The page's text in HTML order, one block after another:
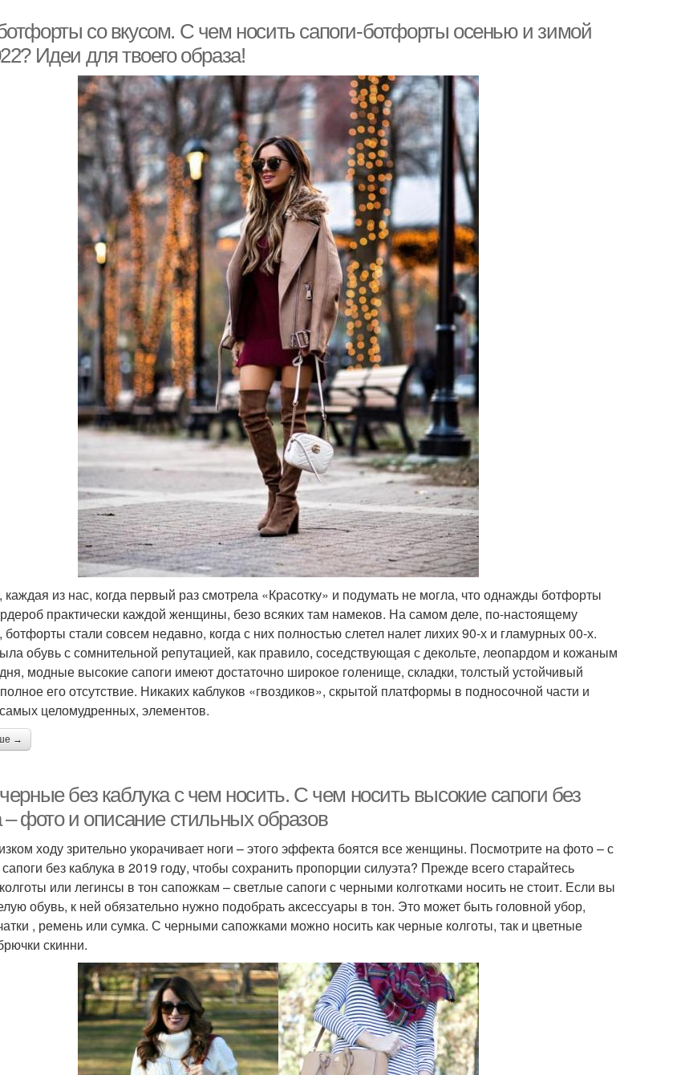
со вкусом. С чем носить сапоги-ботфорты осенью и зимой
Идеи для твоего образа!
из нас, когда первый раз смотрела «Красотку» и подумать не могла, что однажды ботфорты
практически каждой женщины, безо всяких там намеков. На самом деле, по-настоящему
стали совсем недавно, когда с них полностью слетел налет лихих 90-х и гламурных 00-х.
обувь с сомнительной репутацией, как правило, соседствующая с декольте, леопардом и кожаным
модные высокие сапоги имеют достаточно широкое голенище, складки, толстый устойчивый
его отсутствие. Никаких каблуков «гвоздиков», скрытой платформы в подносочной части и
целомудренных, элементов.
→
без каблука с чем носить. С чем носить высокие сапоги без
– фото и описание стильных образов
ходу зрительно укорачивает ноги – этого эффекта боятся все женщины. Посмотрите на фото – с
без каблука в 2019 году, чтобы сохранить пропорции силуэта? Прежде всего старайтесь
или легинсы в тон сапожкам – светлые сапоги с черными колготками носить не стоит. Если вы
обувь, к ней обязательно нужно подобрать аксессуары в тон. Это может быть головной убор,
, ремень или сумка. С черными сапожками можно носить как черные колготы, так и цветные
скинни.